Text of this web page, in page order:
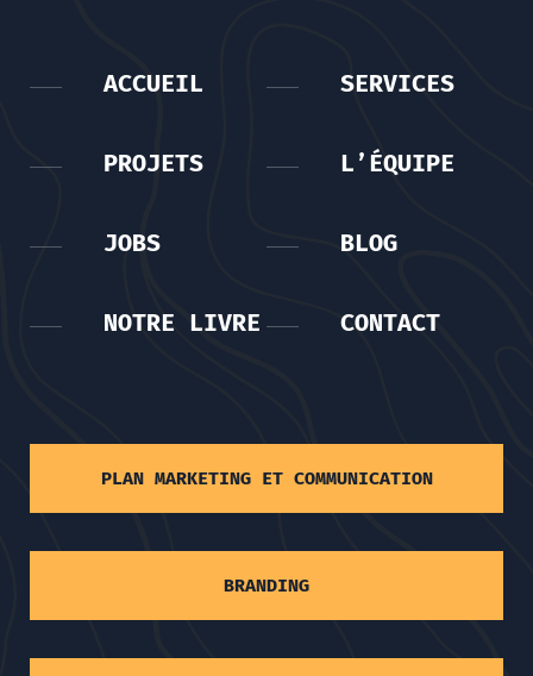
ACCUEIL SERVICES
PROJETS L’ÉQUIPE
JOBS BLOG
NOTRE LIVRE CONTACT
PLAN MARKETING ET COMMUNICATION
BRANDING